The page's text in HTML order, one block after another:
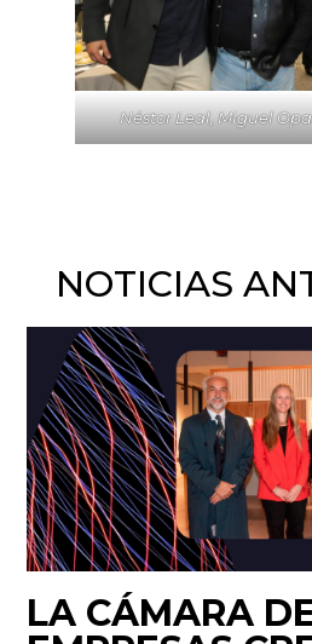
Néstor Leal, Miguel
NOTICIAS
LA CÁMARA